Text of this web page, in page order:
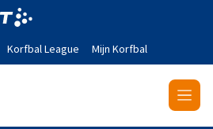
Korfbal League Mijn Korfbal